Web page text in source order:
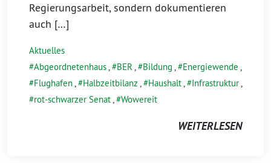
Regierungsarbeit, sondern dokumentieren
auch […]
Aktuelles
Abgeordnetenhaus, BER, Bildung , Energiewende ,
Flughafen, Halbzeitbilanz , Haushalt, Infrastruktur,
rot-schwarzer Senat, Wowereit
WEITERLESEN